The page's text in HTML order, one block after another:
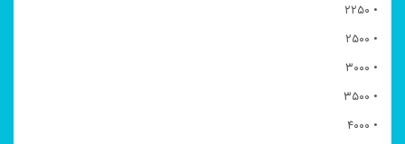
• ۲۲۵۰
• ۲۵۰۰
• ۳۰۰۰
• ۳۵۰۰
• ۴۰۰۰